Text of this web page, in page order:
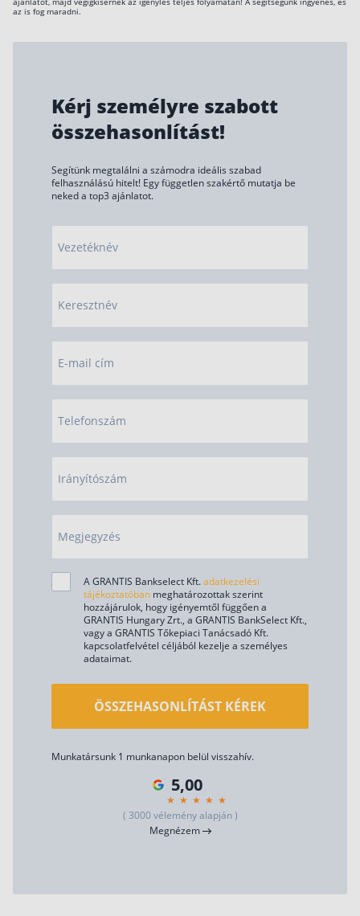
az is fog maradni.
Kérj személyre szabott
összehasonlítást!
Segítünk megtalálni a számodra ideális szabad
felhasználású hitelt! Egy független szakértő mutatja be
neked a top3 ajánlatot.
Vezetéknév
Keresztnév
E-mail cím
Telefonszám
Irányítószám
Megjegyzés
A GRANTIS Bankselect Kft.adatkezelési
tájékoztatóban meghatározottak szerint
hozzájárulok, hogy igényemtől függően a
GRANTIS Hungary Zrt., a GRANTIS BankSelect Kft.,
vagy a GRANTIS Tőkepiaci Tanácsadó Kft.
kapcsolatfelvétel céljából kezelje a személyes
adataimat.
ÖSSZEHASONLÍTÁST KÉREK
Munkatársunk 1 munkanapon belül visszahív.
5,00
( 3000 vélemény alapján )
Megnézem